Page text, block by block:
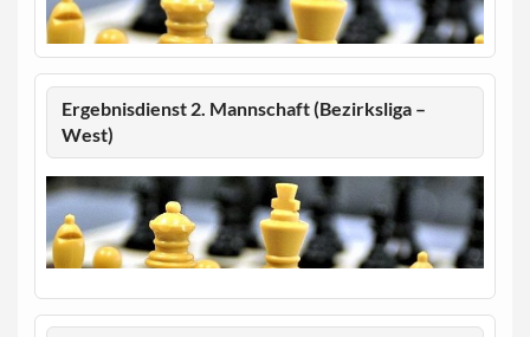
Ergebnisdienst 2. Mannschaft (Bezirksliga –
West)